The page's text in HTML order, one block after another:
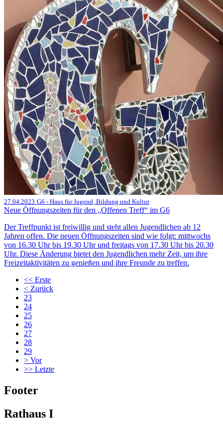
27.04.2023 G6 - Haus für Jugend, Bildung und Kultur
Neue Öffnungszeiten für den „Offenen Treff“ im G6
Der Treffpunkt ist freiwillig und steht allen Jugendlichen ab 12
Jahren offen. Die neuen Öffnungszeiten sind wie folgt: mittwochs
von 16.30 Uhr bis 19.30 Uhr und freitags von 17.30 Uhr bis 20.30
Uhr. Diese Änderung bietet den Jugendlichen mehr Zeit, um ihre
Freizeitaktivitäten zu genießen und ihre Freunde zu treffen.
<< Erste
< Zurück
23
24
25
26
27
28
29
> Vor
>> Letzte
Footer
Rathaus I